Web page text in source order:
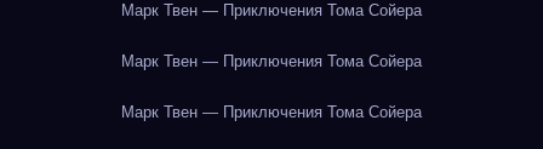
Марк Твен — Приключения Тома Сойера
Марк Твен — Приключения Тома Сойера
Марк Твен — Приключения Тома Сойера